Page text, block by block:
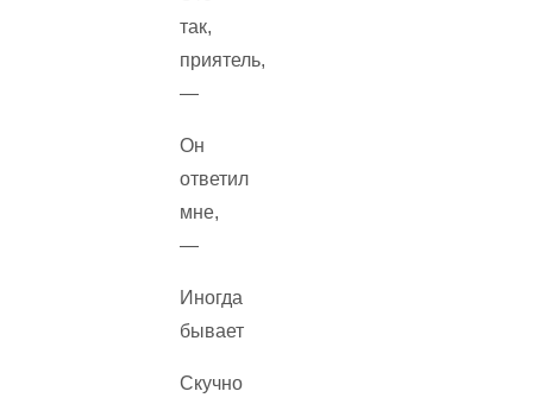
так,
приятель,
—
Он
ответил
мне,
—
Иногда
бывает
Скучно